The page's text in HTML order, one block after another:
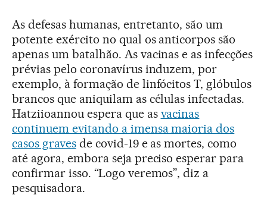
As defesas humanas, entretanto, são um
potente exército no qual os anticorpos são
apenas um batalhão. As vacinas e as infecções
prévias pelo coronavírus induzem, por
exemplo, à formação de linfócitos T, glóbulos
brancos que aniquilam as células infectadas.
Hatziioannou espera que as vacinas
continuem evitando a imensa maioria dos
casos gravesde covid-19 e as mortes, como
até agora, embora seja preciso esperar para
confirmar isso. “Logo veremos”, diz a
pesquisadora.